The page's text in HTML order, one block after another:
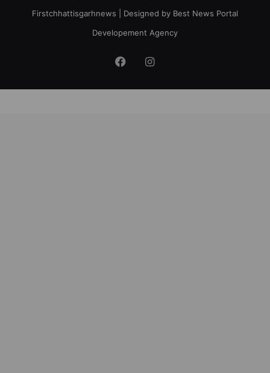
Firstchhattisgarhnews | Designed by Best News Portal
Developement Agency
FacebookInstagram